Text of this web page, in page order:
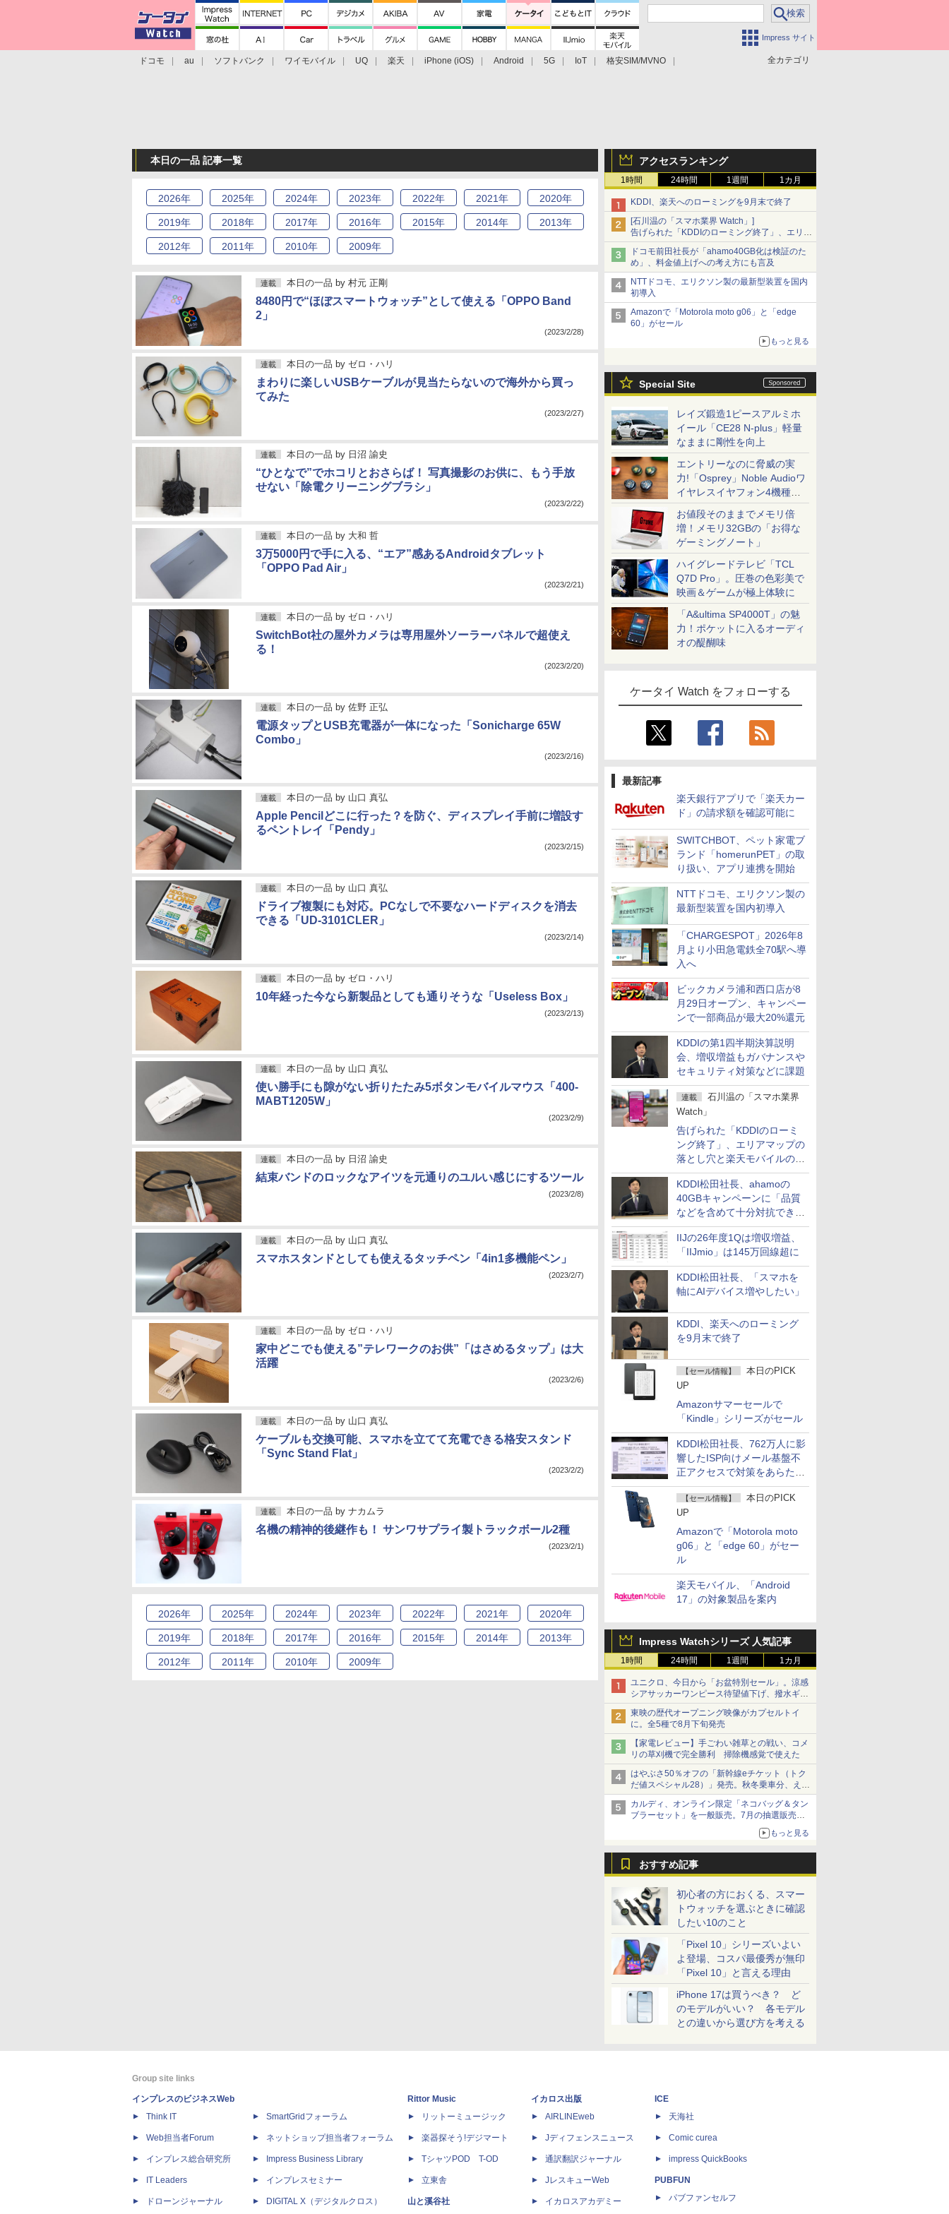
Impress サイト
全カテゴリ
ドコモ au ソフトバンク ワイモバイル UQ 楽天 iPhone (iOS) Android 5G IoT
格安SIM/MVNO
アクセスランキング
1時間 24時間 1週間 1カ月
KDDI、楽天へのローミングを9月末で終了
[石川温の「スマホ業界 Watch」]
告げられた「KDDIのローミング終了」、エリア
マップの落とし穴と楽天モバイルの課題
ドコモ前田社長が「ahamo40GB化は検証のた
め」、料金値上げへの考え方にも言及
NTTドコモ、エリクソン製の最新型装置を国内
初導入
Amazonで「Motorola moto g06」と「edge
60」がセール
もっと見る
Special Site
レイズ鍛造1ピースアルミホ
イール「CE28 N-plus」軽量
なままに剛性を向上
エントリーなのに脅威の実
力!「Osprey」Noble Audioワ
イヤレスイヤフォン4機種を
一気に聴く
お値段そのままでメモリ倍
増！メモリ32GBの「お得な
ゲーミングノート」
ハイグレードテレビ「TCL
Q7D Pro」。圧巻の色彩美で
映画＆ゲームが極上体験に
「A&ultima SP4000T」の魅
力！ポケットに入るオーディ
オの醍醐味
ケータイ Watch をフォローする
最新記事
楽天銀行アプリで「楽天カー
ド」の請求額を確認可能に
SWITCHBOT、ペット家電ブ
ランド「homerunPET」の取
り扱い、アプリ連携を開始
NTTドコモ、エリクソン製の
最新型装置を国内初導入
「CHARGESPOT」2026年8
月より小田急電鉄全70駅へ導
入へ
ビックカメラ浦和西口店が8
月29日オープン、キャンペー
ンで一部商品が最大20%還元
KDDIの第1四半期決算説明
会、増収増益もガバナンスや
セキュリティ対策などに課題
連載
石川温の「スマホ業界
Watch」
告げられた「KDDIのローミ
ング終了」、エリアマップの
落とし穴と楽天モバイルの課
題
KDDI松田社長、ahamoの
40GBキャンペーンに「品質
などを含めて十分対抗でき
る」
IIJの26年度1Qは増収増益、
「IIJmio」は145万回線超に
KDDI松田社長、「スマホを
軸にAIデバイス増やしたい」
KDDI、楽天へのローミング
を9月末で終了
【セール情報】
本日のPICK
UP
Amazonサマーセールで
「Kindle」シリーズがセール
KDDI松田社長、762万人に影
響したISP向けメール基盤不
正アクセスで対策をあらため
て説明
【セール情報】
本日のPICK
UP
Amazonで「Motorola moto
g06」と「edge 60」がセー
ル
楽天モバイル、「Android
17」の対象製品を案内
Impress Watchシリーズ 人気記事
1時間 24時間 1週間 1カ月
ユニクロ、今日から「お盆特別セール」。涼感
シアサッカーワンピース待望値下げ、撥水ギア
ショーツは1990円に
東映の歴代オープニング映像がカプセルトイ
に。全5種で8月下旬発売
【家電レビュー】手ごわい雑草との戦い、コメ
リの草刈機で完全勝利 掃除機感覚で使えた
はやぶさ50％オフの「新幹線eチケット（トク
だ値スペシャル28）」発売。秋冬乗車分、えき
ねっと限定
カルディ、オンライン限定「ネコバッグ＆タン
ブラーセット」を一般販売。7月の抽選販売の
もっと見る
おすすめ記事
初心者の方におくる、スマー
トウォッチを選ぶときに確認
したい10のこと
「Pixel 10」シリーズいよい
よ登場、コスパ最優秀が無印
「Pixel 10」と言える理由
iPhone 17は買うべき？ ど
のモデルがいい？ 各モデル
との違いから選び方を考える
本日の一品 記事一覧
2026年 2025年 2024年 2023年 2022年 2021年 2020年
2019年 2018年 2017年 2016年 2015年 2014年 2013年
2012年 2011年 2010年 2009年
連載 本日の一品 by 村元 正剛
8480円で“ほぼスマートウォッチ”として使える「OPPO Band
2」
(2023/2/28)
連載 本日の一品 by ゼロ・ハリ
まわりに楽しいUSBケーブルが見当たらないので海外から買っ
てみた
(2023/2/27)
連載 本日の一品 by 日沼 諭史
“ひとなで”でホコリとおさらば！ 写真撮影のお供に、もう手放
せない「除電クリーニングブラシ」
(2023/2/22)
連載 本日の一品 by 大和 哲
3万5000円で手に入る、“エア”感あるAndroidタブレット
「OPPO Pad Air」
(2023/2/21)
連載 本日の一品 by ゼロ・ハリ
SwitchBot社の屋外カメラは専用屋外ソーラーパネルで超使え
る！
(2023/2/20)
連載 本日の一品 by 佐野 正弘
電源タップとUSB充電器が一体になった「Sonicharge 65W
Combo」
(2023/2/16)
連載 本日の一品 by 山口 真弘
Apple Pencilどこに行った？を防ぐ、ディスプレイ手前に増設す
るペントレイ「Pendy」
(2023/2/15)
連載 本日の一品 by 山口 真弘
ドライブ複製にも対応。PCなしで不要なハードディスクを消去
できる「UD-3101CLER」
(2023/2/14)
連載 本日の一品 by ゼロ・ハリ
10年経った今なら新製品としても通りそうな「Useless Box」
(2023/2/13)
連載 本日の一品 by 山口 真弘
使い勝手にも隙がない折りたたみ5ボタンモバイルマウス「400-
MABT1205W」
(2023/2/9)
連載 本日の一品 by 日沼 諭史
結束バンドのロックなアイツを元通りのユルい感じにするツール
(2023/2/8)
連載 本日の一品 by 山口 真弘
スマホスタンドとしても使えるタッチペン「4in1多機能ペン」
(2023/2/7)
連載 本日の一品 by ゼロ・ハリ
家中どこでも使える”テレワークのお供”「はさめるタップ」は大
活躍
(2023/2/6)
連載 本日の一品 by 山口 真弘
ケーブルも交換可能、スマホを立てて充電できる格安スタンド
「Sync Stand Flat」
(2023/2/2)
連載 本日の一品 by ナカムラ
名機の精神的後継作も！ サンワサプライ製トラックボール2種
(2023/2/1)
2026年 2025年 2024年 2023年 2022年 2021年 2020年
2019年 2018年 2017年 2016年 2015年 2014年 2013年
2012年 2011年 2010年 2009年
Group site links
インプレスのビジネスWeb
Think IT
Web担当者Forum
インプレス総合研究所
IT Leaders
ドローンジャーナル
SmartGridフォーラム
ネットショップ担当者フォーラム
Impress Business Library
インプレスセミナー
DIGITAL X（デジタルクロス）
Rittor Music
リットーミュージック
楽器探そう!デジマート
TシャツPOD T-OD
立東舎
山と溪谷社
イカロス出版
AIRLINEweb
Jディフェンスニュース
通訳翻訳ジャーナル
JレスキューWeb
イカロスアカデミー
ICE
天海社
Comic curea
impress QuickBooks
PUBFUN
パブファンセルフ